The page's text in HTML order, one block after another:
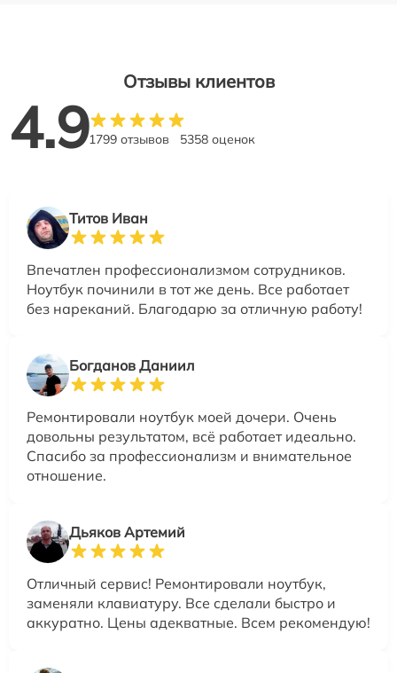
Отзывы клиентов
4.91799 отзывов 5358 оценок
Титов Иван
Впечатлен профессионализмом сотрудников.
Ноутбук починили в тот же день. Все работает
без нареканий. Благодарю за отличную работу!
Богданов Даниил
Ремонтировали ноутбук моей дочери. Очень
довольны результатом, всё работает идеально.
Спасибо за профессионализм и внимательное
отношение.
Дьяков Артемий
Отличный сервис! Ремонтировали ноутбук,
заменяли клавиатуру. Все сделали быстро и
аккуратно. Цены адекватные. Всем рекомендую!